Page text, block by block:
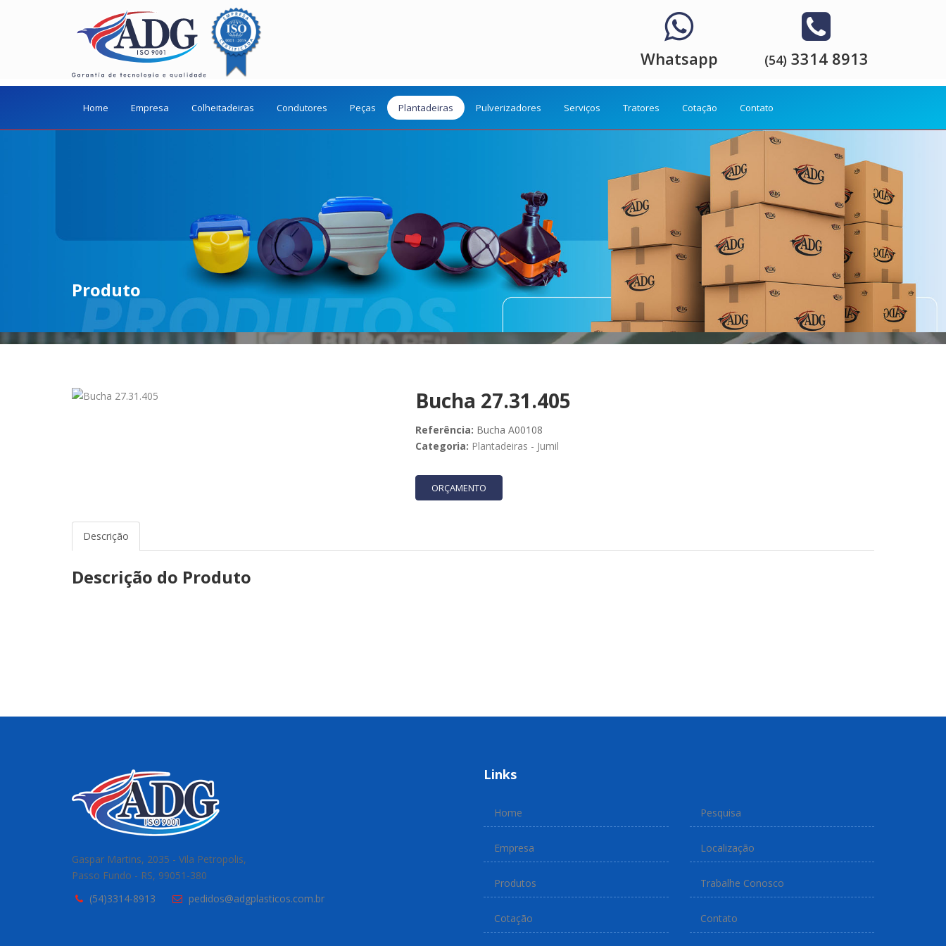
Whatsapp (54) 3314 8913
Home Empresa Colheitadeiras Condutores Peças Plantadeiras Pulverizadores Serviços Tratores Cotação Contato
Produto
Bucha 27.31.405
Referência: Bucha A00108
Categoria: Plantadeiras - Jumil
ORÇAMENTO
Descrição
Descrição do Produto
Gaspar Martins, 2035 - Vila Petropolis,
Passo Fundo - RS, 99051-380
(54)3314-8913
pedidos@adgplasticos.com.br
Links
Home
Empresa
Produtos
Cotação
Pesquisa
Localização
Trabalhe Conosco
Contato